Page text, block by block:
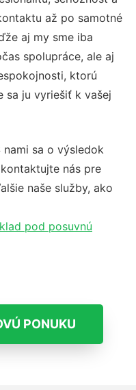
až po samotné
aj my sme iba
spolupráce, ale aj
ktorú
sa ju vyriešiť k vašej
nami sa o výsledok
nás pre
naše služby, ako
pod posuvnú
PONUKU